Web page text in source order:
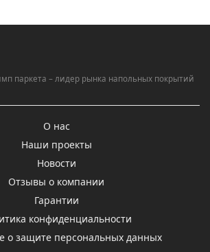
паркета – лидер рынка напольных покрытий
О нас
Наши проекты
Новости
Отзывы о компании
Гарантии
конфиденциальности
о защите персональных данных